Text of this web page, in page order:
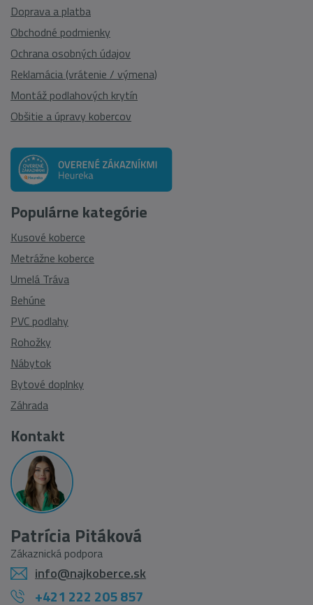
Doprava a platba
Obchodné podmienky
Ochrana osobných údajov
Reklamácia (vrátenie / výmena)
Montáž podlahových krytín
Obšitie a úpravy kobercov
Populárne kategórie
Kusové koberce
Metrážne koberce
Umelá Tráva
Behúne
PVC podlahy
Rohožky
Nábytok
Bytové doplnky
Záhrada
Kontakt
Patrícia Pitáková
Zákaznická podpora
info@najkoberce.sk
+421 222 205 857